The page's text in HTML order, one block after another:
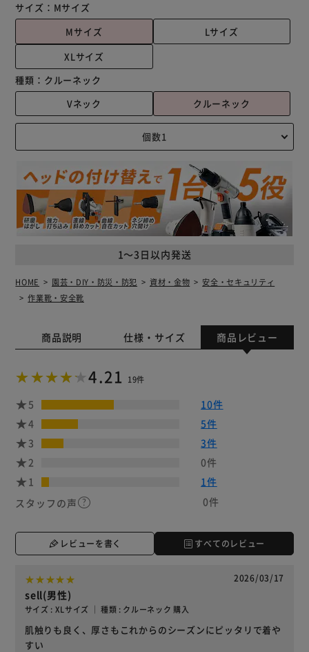
サイズ： Mサイズ
Mサイズ
Lサイズ
XLサイズ
種類： クルーネック
Vネック
クルーネック
1～3日以内発送
HOME 園芸・DIY・防災・防犯 資材・金物
安全・セキュリティ
作業靴・安全靴
商品説明 仕様・サイズ 商品レビュー
4.21 19件
5
10件
4
5件
3
3件
2
0件
1
1件
スタッフの声
0件
レビューを書く すべてのレビュー
2026/03/17
sell(男性)
サイズ : XLサイズ ｜ 種類 : クルーネック 購入
肌触りも良く、厚さもこれからのシーズンにピッタリで着や
すい